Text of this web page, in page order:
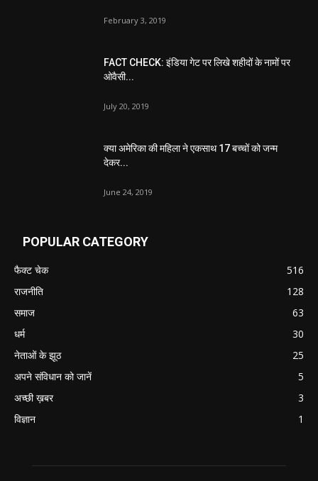
February 3, 2019
FACT CHECK: इंडिया गेट पर लिखे शहीदों के नामों पर
ओवैसी...
July 20, 2019
क्या अमेरिका की महिला ने एकसाथ 17 बच्चों को जन्म
देकर...
June 24, 2019
POPULAR CATEGORY
फैक्ट चेक
516
राजनीति
128
समाज
63
धर्म
30
नेताओं के झूठ
25
अपने संविधान को जानें
5
अच्छी ख़बर
3
विज्ञान
1